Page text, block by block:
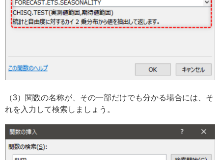
（3）関数の名称が、その一部だけでも分かる場合には、そ
れを入力して検索しましょう。